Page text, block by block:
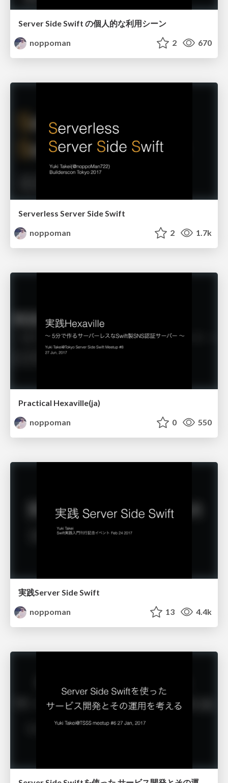
Server Side Swift の個人的な利用シーン
noppoman
2 670
Serverless Server Side Swift
noppoman
2 1.7k
Practical Hexaville(ja)
noppoman
0 550
実践Server Side Swift
noppoman
13 4.4k